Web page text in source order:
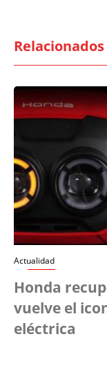
Relacionados
Actualidad
Honda
vuelve el
eléctrica